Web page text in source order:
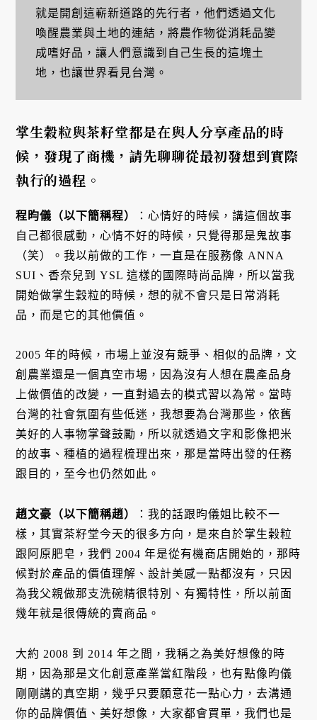
就是開創這嶄新道路的先行者，他們透過文化
喚醒農業與土地的連結，將農作物從消耗品變
成嗜好品，讓人們意識到自己生長的這塊土
地，也讓世界看見台灣。
掌生穀粒與茶籽堂都是在與人分享產品的時
候，發現了商機，請先聊聊從最初發想到實際
執行的過程。
程昀儀（以下簡稱程）
：心情好的時候，講這個故事
自己都很感動，心情不好的時候，只覺得那是鬼故事
（笑）。我以前做的工作，一直是在服務像 ANNA
SUI、香奈兒到 YSL 這樣的國際時尚品牌，所以當我
開始做掌生穀粒的時候，想的就不會只是日常消耗
品，而是它的其他價值。
2005 年的時候，市場上並沒有競爭、相似的品牌，文
創農業還是一個真空市場，因為沒有人想在農產品身
上做價值的改變，一直對過去的模式習以為常。當時
台灣的社會氛圍有些低迷，我想要為台灣那些，依舊
美好的人事物掌聲鼓勵，所以就透過文字和影像把米
的故事、種植的過程梳理出來，那是當時出發的任務
跟目的，至今也仍然如此。
趙文豪（以下簡稱趙）
：我的話跟昀儀姐比較不一
樣，其實茶籽堂今天的很多方向，是來自於掌生榖粒
跟阿原肥皂，我們 2004 年是從有機商店開始的，那時
候對於產品的價值理解、設計美感一點都沒有，只因
為我父親做那支洗碗精很特別、有獨特性，所以前面
幾年就是很傳統的賣商品。
大約 2008 到 2014 年之間，我稱之為美好想像的時
期，因為那是文化創意產業當紅階段，也有點像昀儀
剛剛講的真空期，幾乎只要願意花一點心力，去溝通
你的品牌價值、美好想像，大家都會買單，我們也是